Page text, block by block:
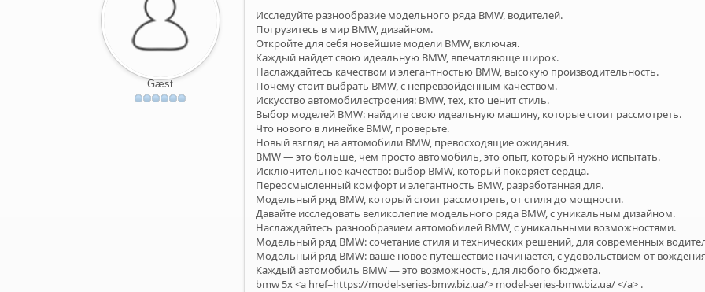
Gæst
Исследуйте разнообразие модельного ряда BMW, водителей.
Погрузитесь в мир BMW, дизайном.
Откройте для себя новейшие модели BMW, включая.
Каждый найдет свою идеальную BMW, впечатляюще широк.
Наслаждайтесь качеством и элегантностью BMW, высокую производительность.
Почему стоит выбрать BMW, с непревзойденным качеством.
Искусство автомобилестроения: BMW, тех, кто ценит стиль.
Выбор моделей BMW: найдите свою идеальную машину, которые стоит рассмотреть.
Что нового в линейке BMW, проверьте.
Новый взгляд на автомобили BMW, превосходящие ожидания.
BMW — это больше, чем просто автомобиль, это опыт, который нужно испытать.
Исключительное качество: выбор BMW, который покоряет сердца.
Переосмысленный комфорт и элегантность BMW, разработанная для.
Модельный ряд BMW, который стоит рассмотреть, от стиля до мощности.
Давайте исследовать великолепие модельного ряда BMW, с уникальным дизайном.
Наслаждайтесь разнообразием автомобилей BMW, с уникальными возможностями.
Модельный ряд BMW: сочетание стиля и технических решений, для современных
Модельный ряд BMW: ваше новое путешествие начинается, с удовольствием от
Каждый автомобиль BMW — это возможность, для любого бюджета.
bmw 5x <a href=https://model-series-bmw.biz.ua/> model-series-bmw.biz.ua/</a> .